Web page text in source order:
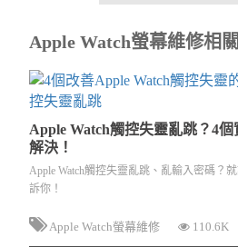
Apple Watch螢幕維修相
Apple Watch觸控失靈亂跳？4
解決！
Apple Watch觸控失靈亂跳、亂輸入密碼？
訴你！
Apple Watch螢幕維修 110.6K